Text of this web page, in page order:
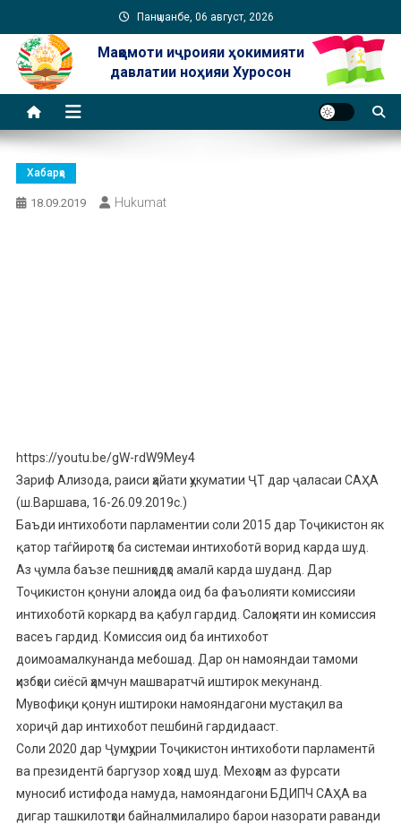
to
content
Панҷшанбе, 06 август, 2026
Мақомоти иҷроияи ҳокимияти
давлатии ноҳияи Хуросон
Хабарҳо
18.09.2019 Hukumat
https://youtu.be/gW-rdW9Mey4
Зариф Ализода, раиси ҳайати ҳукуматии ҶТ дар ҷаласаи САҲА
(ш.Варшава, 16-26.09.2019с.)
Баъди интихоботи парламентии соли 2015 дар Тоҷикистон як
қатор таѓйиротҳо ба системаи интихоботӣ ворид карда шуд.
Аз ҷумла баъзе пешниҳодҳо амалӣ карда шуданд. Дар
Тоҷикистон қонуни алоҳида оид ба фаъолияти комиссияи
интихоботӣ коркард ва қабул гардид. Салоҳияти ин комиссия
васеъ гардид. Комиссия оид ба интихобот
доимоамалкунанда мебошад. Дар он намояндаи тамоми
ҳизбҳои сиёсӣ ҳамчун машваратчӣ иштирок мекунанд.
Мувофиқи қонун иштироки намояндагони мустақил ва
хориҷӣ дар интихобот пешбинӣ гардидааст.
Соли 2020 дар Ҷумҳурии Тоҷикистон интихоботи парламентӣ
ва президентӣ баргузор хоҳад шуд. Мехоҳам аз фурсати
муносиб истифода намуда, намояндагони БДИПЧ САҲА ва
дигар ташкилотҳои байналмилалиро барои назорати раванди